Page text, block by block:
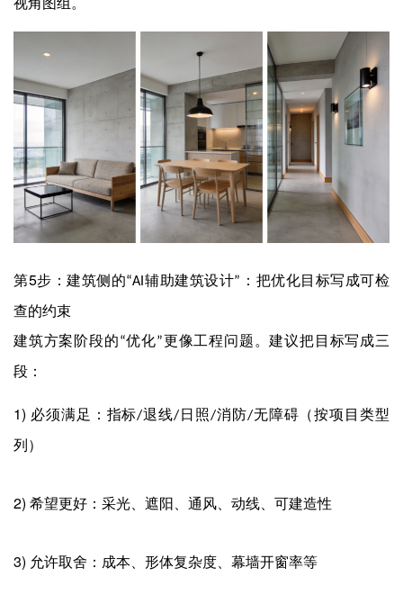
第5步：建筑侧的“AI 辅助建筑设计” ：把优化目标写成可检
查的约束
建筑方案阶段的“优化”更像工程问题。建议把目标写成三
段：
1) 必须满足：指标/退线/ 日照/消防/无障碍（按项目类型
列）
2) 希望更好：采光、遮阳、通风、动线、可建造性
3) 允许取舍：成本、形体复杂度、幕墙开窗率等